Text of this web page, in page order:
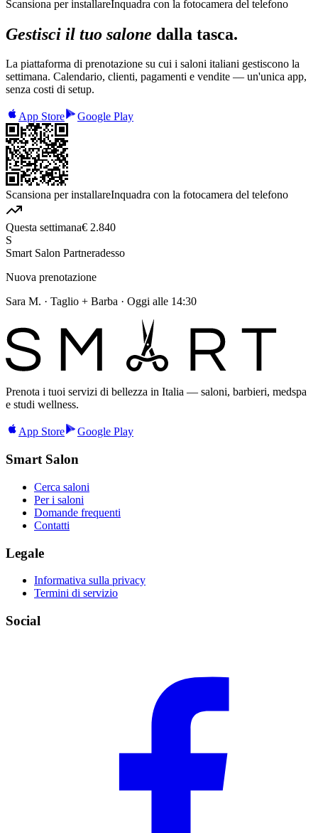
Scansiona per installareInquadra con la fotocamera del telefono
Gestisci il tuo salone dalla tasca.
La piattaforma di prenotazione su cui i saloni italiani gestiscono la
settimana. Calendario, clienti, pagamenti e vendite — un'unica app,
senza costi di setup.
App Store Google Play
Scansiona per installareInquadra con la fotocamera del telefono
Questa settimana€ 2.840
S
Smart Salon Partneradesso
Nuova prenotazione
Sara M. · Taglio + Barba · Oggi alle 14:30
Prenota i tuoi servizi di bellezza in Italia — saloni, barbieri, medspa
e studi wellness.
App Store Google Play
Smart Salon
Cerca saloni
Per i saloni
Domande frequenti
Contatti
Legale
Informativa sulla privacy
Termini di servizio
Social